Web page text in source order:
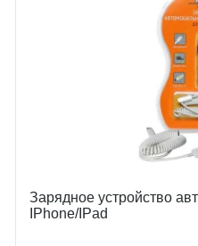
Зарядное устройство
IPhone/IPad